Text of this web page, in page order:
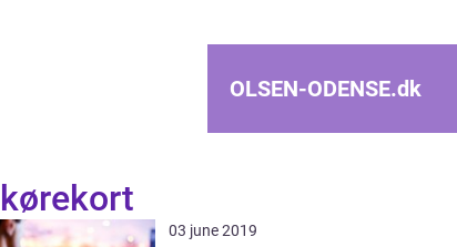
OLSEN-ODENSE.dk
kørekort
03 june 2019